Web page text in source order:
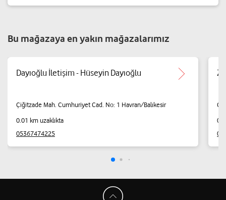
Bu mağazaya en yakın mağazalarımız
Dayıoğlu İletişim - Hüseyin Dayıoğlu
Çiğitzade Mah. Cumhuriyet Cad. No: 1 Havran/Balıkesir
0.01 km uzaklıkta
05367474225